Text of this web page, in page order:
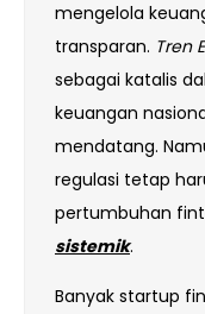
mengelola
transparan. Tren
sebagai katalis
keuangan
mendatang.
regulasi tetap
pertumbuhan
sistemik.
Banyak startup